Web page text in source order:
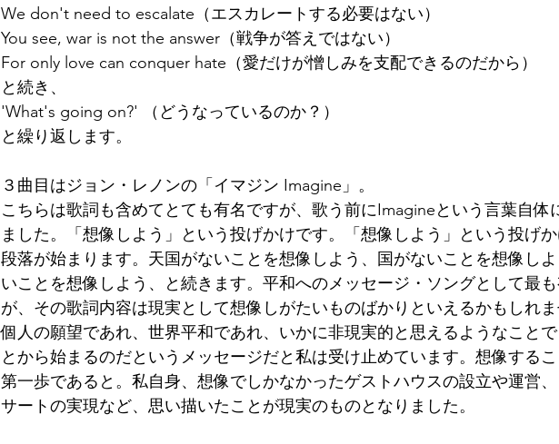
We don't need to escalate（エスカレートする必要はない）
You see, war is not the answer（戦争が答えではない）
For only love can conquer hate（愛だけが憎しみを支配できるのだから）
と続き、
'What's going on?' （どうなっているのか？）
と繰り返します。
３曲目はジョン・レノンの「イマジン Imagine」。
こちらは歌詞も含めてとても有名ですが、歌う前にImagineという言葉自体
ました。「想像しよう」という投げかけです。「想像しよう」という投げ
段落が始まります。天国がないことを想像しよう、国がないことを想像し
いことを想像しよう、と続きます。平和へのメッセージ・ソングとして最
が、その歌詞内容は現実として想像しがたいものばかりといえるかもしれま
個人の願望であれ、世界平和であれ、いかに非現実的と思えるようなこと
とから始まるのだというメッセージだと私は受け止めています。想像する
第一歩であると。私自身、想像でしかなかったゲストハウスの設立や運営
サートの実現など、思い描いたことが現実のものとなりました。